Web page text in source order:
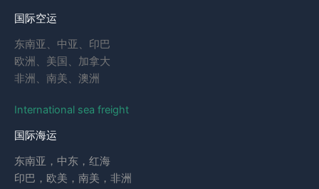
国际空运
东南亚、中亚、印巴
欧洲、美国、加拿大
非洲、南美、澳洲
International sea freight
国际海运
东南亚，中东，红海
印巴，欧美，南美，非洲